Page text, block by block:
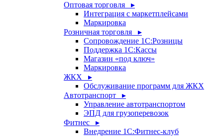
Оптовая торговля ▸
Интеграция с маркетплейсами
Маркировка
Розничная торговля ▸
Сопровождение 1С:Розницы
Поддержка 1С:Кассы
Магазин «под ключ»
Маркировка
ЖКХ ▸
Обслуживание программ для ЖКХ
Автотранспорт ▸
Управление автотранспортом
ЭПД для грузоперевозок
Фитнес ▸
Внедрение 1С:Фитнес-клуб